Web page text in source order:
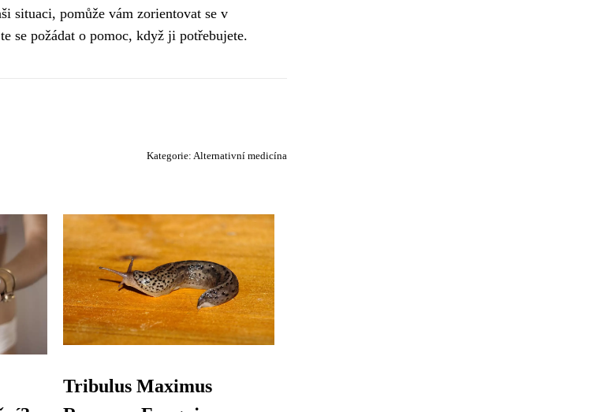
situaci, pomůže vám zorientovat se v
se požádat o pomoc, když ji potřebujete.
Kategorie: Alternativní medicína
Tribulus Maximus